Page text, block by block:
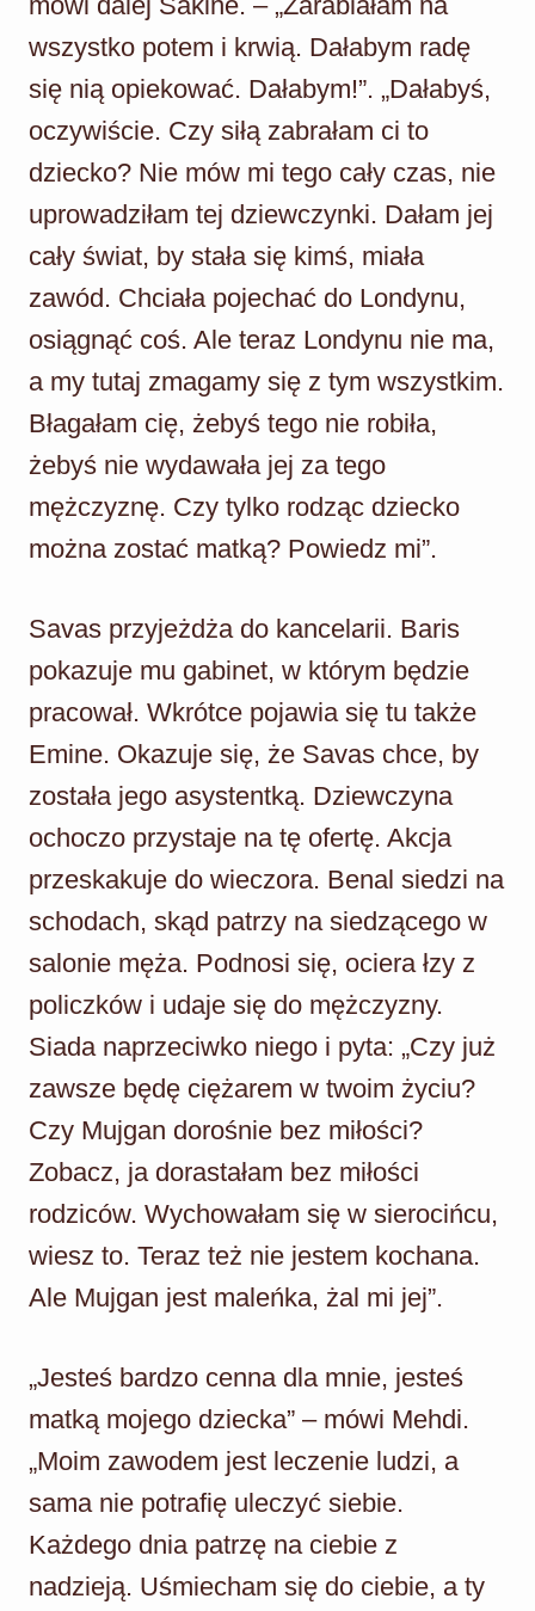
wszystko potem i krwią. Dałabym radę
się nią opiekować. Dałabym!”. „Dałabyś,
oczywiście. Czy siłą zabrałam ci to
dziecko? Nie mów mi tego cały czas, nie
uprowadziłam tej dziewczynki. Dałam jej
cały świat, by stała się kimś, miała
zawód. Chciała pojechać do Londynu,
osiągnąć coś. Ale teraz Londynu nie ma,
a my tutaj zmagamy się z tym wszystkim.
Błagałam cię, żebyś tego nie robiła,
żebyś nie wydawała jej za tego
mężczyznę. Czy tylko rodząc dziecko
można zostać matką? Powiedz mi”.
Savas przyjeżdża do kancelarii. Baris
pokazuje mu gabinet, w którym będzie
pracował. Wkrótce pojawia się tu także
Emine. Okazuje się, że Savas chce, by
została jego asystentką. Dziewczyna
ochoczo przystaje na tę ofertę. Akcja
przeskakuje do wieczora. Benal siedzi na
schodach, skąd patrzy na siedzącego w
salonie męża. Podnosi się, ociera łzy z
policzków i udaje się do mężczyzny.
Siada naprzeciwko niego i pyta: „Czy już
zawsze będę ciężarem w twoim życiu?
Czy Mujgan dorośnie bez miłości?
Zobacz, ja dorastałam bez miłości
rodziców. Wychowałam się w sierocińcu,
wiesz to. Teraz też nie jestem kochana.
Ale Mujgan jest maleńka, żal mi jej”.
„Jesteś bardzo cenna dla mnie, jesteś
matką mojego dziecka” – mówi Mehdi.
„Moim zawodem jest leczenie ludzi, a
sama nie potrafię uleczyć siebie.
Każdego dnia patrzę na ciebie z
nadzieją. Uśmiecham się do ciebie, a ty